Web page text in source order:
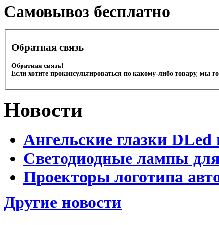
Cамовывоз бесплатно
Обратная связь
Обратная связь!
Если хотите проконсультироваться по какому-либо товару, мы
Новости
Ангельские глазки DLed
Светодиодные лампы
Проекторы логотипа
Другие новости